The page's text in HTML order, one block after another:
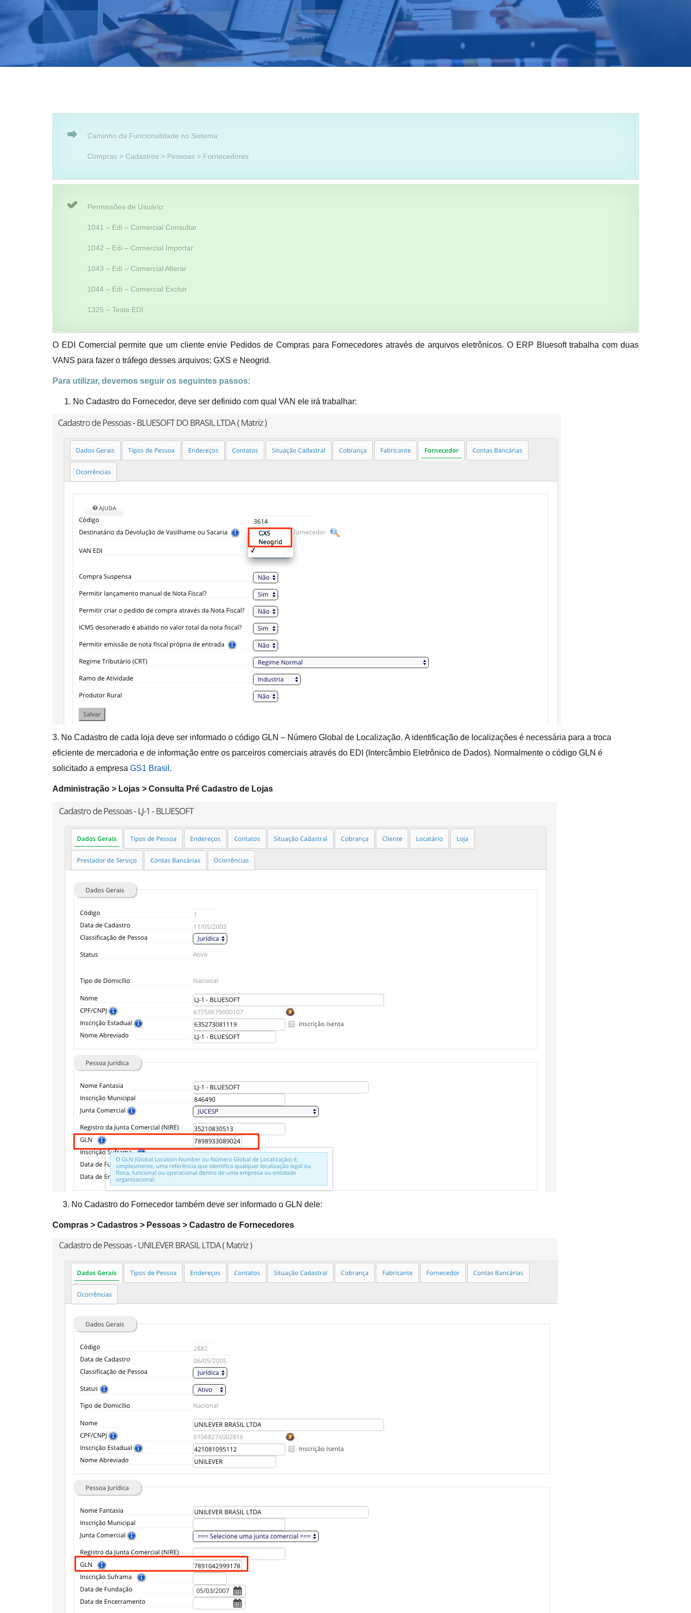
Caminho da Funcionalidade no Sistema:
Compras > Cadastros > Pessoas > Fornecedores
Permissões de Usuário:
1041 – Edi – Comercial Consultar
1042 – Edi – Comercial Importar
1043 – Edi – Comercial Alterar
1044 – Edi – Comercial Excluir
1325 – Teste EDI
O EDI Comercial permite que um cliente envie Pedidos de Compras para Fornecedores através de arquivos eletrônicos. O ERP Bluesoft trabalha com duas
VANS para fazer o tráfego desses arquivos: GXS e Neogrid.
Para utilizar, devemos seguir os seguintes passos:
No Cadastro do Fornecedor, deve ser definido com qual VAN ele irá trabalhar:
3. No Cadastro de cada loja deve ser informado o código GLN – Número Global de Localização. A identificação de localizações é necessária para a troca
eficiente de mercadoria e de informação entre os parceiros comerciais através do EDI (Intercâmbio Eletrônico de Dados). Normalmente o código GLN é
solicitado a empresa GS1 Brasil .
Administração > Lojas > Consulta Pré Cadastro de Lojas
3. No Cadastro do Fornecedor também deve ser informado o GLN dele:
Compras > Cadastros > Pessoas > Cadastro de Fornecedores